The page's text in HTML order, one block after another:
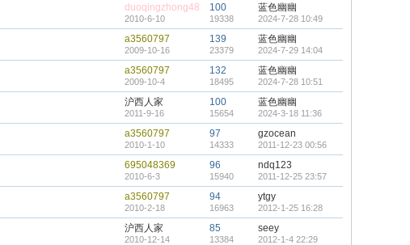
duoqingzhong48
2010-6-10
100
19338
蓝色幽幽
2024-7-28 10:49
a3560797
2009-10-16
139
23379
蓝色幽幽
2024-7-29 14:04
a3560797
2009-10-4
132
18495
蓝色幽幽
2024-7-28 10:51
沪西人家
2011-9-16
100
15654
蓝色幽幽
2024-3-18 11:36
a3560797
2010-1-10
97
14333
gzocean
2011-12-23 00:56
695048369
2010-6-3
96
15940
ndq123
2011-12-25 23:57
a3560797
2010-2-18
94
16963
ytgy
2012-1-25 16:28
沪西人家
2010-12-14
85
13384
seey
2012-1-4 22:29